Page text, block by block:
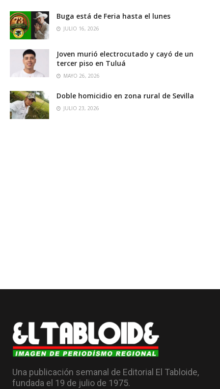
Buga está de Feria hasta el lunes
JULIO 16, 2026
Joven murió electrocutado y cayó de un
tercer piso en Tuluá
MAYO 26, 2026
Doble homicidio en zona rural de Sevilla
JULIO 23, 2026
Una publicación semanal de Editorial El Tabloide,
fundada el 19 de julio de 1975.